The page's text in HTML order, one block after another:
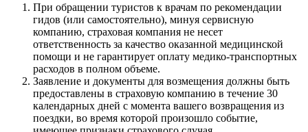
При обращении туристов к врачам по рекомендации
гидов (или самостоятельно), минуя сервисную
компанию, страховая компания не несет
ответственность за качество оказанной медицинской
помощи и не гарантирует оплату медико-транспортных
расходов в полном объеме.
Заявление и документы для возмещения должны быть
предоставлены в страховую компанию в течение 30
календарных дней с момента вашего возвращения из
поездки, во время которой произошло событие,